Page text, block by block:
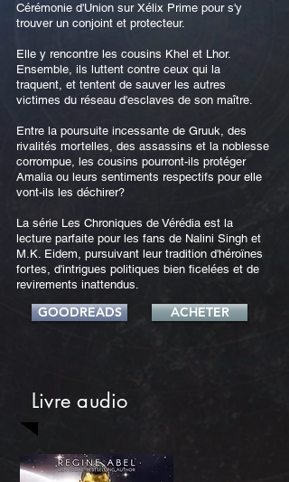
Cérémonie d'Union sur Xélix Prime pour s'y
trouver un conjoint et protecteur.
Elle y rencontre les cousins Khel et Lhor.
Ensemble, ils luttent contre ceux qui la
traquent, et tentent de sauver les autres
victimes du réseau d'esclaves de son maître.
Entre la poursuite incessante de Gruuk, des
rivalités mortelles, des assassins et la noblesse
corrompue, les cousins pourront-ils protéger
Amalia ou leurs sentiments respectifs pour elle
vont-ils les déchirer?
La série Les Chroniques de Vérédia est la
lecture parfaite pour les fans de Nalini Singh et
M.K. Eidem, pursuivant leur tradition d'héroïnes
fortes, d'intrigues politiques bien ficelées et de
revirements inattendus.
GOODREADS ACHETER
Livre audio